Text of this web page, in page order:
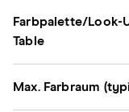
Farbpalette/Look-
Table
Max. Farbraum